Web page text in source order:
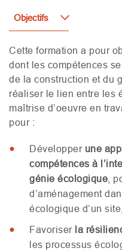
Objectifs
Cette formation a pour
dont les compétences
de la construction et du
réaliser le lien entre les
maîtrise d’oeuvre en
pour :
Développer une
compétences à
génie écologique ,
d’aménagement
écologique d’un site,
Favoriser la
les processus